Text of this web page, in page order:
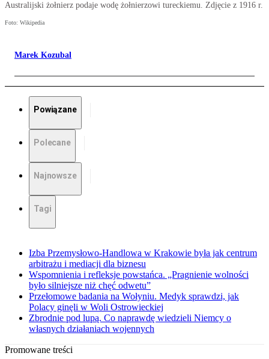
Australijski żołnierz podaje wodę żołnierzowi tureckiemu. Zdjęcie z 1916 r.
Foto: Wikipedia
Marek Kozubal
Powiązane
Polecane
Najnowsze
Tagi
Izba Przemysłowo-Handlowa w Krakowie była jak centrum
arbitrażu i mediacji dla biznesu
Wspomnienia i refleksje powstańca. „Pragnienie wolności
było silniejsze niż chęć odwetu”
Przełomowe badania na Wołyniu. Medyk sprawdzi, jak
Polacy ginęli w Woli Ostrowieckiej
Zbrodnie pod lupą. Co naprawdę wiedzieli Niemcy o
własnych działaniach wojennych
Promowane treści